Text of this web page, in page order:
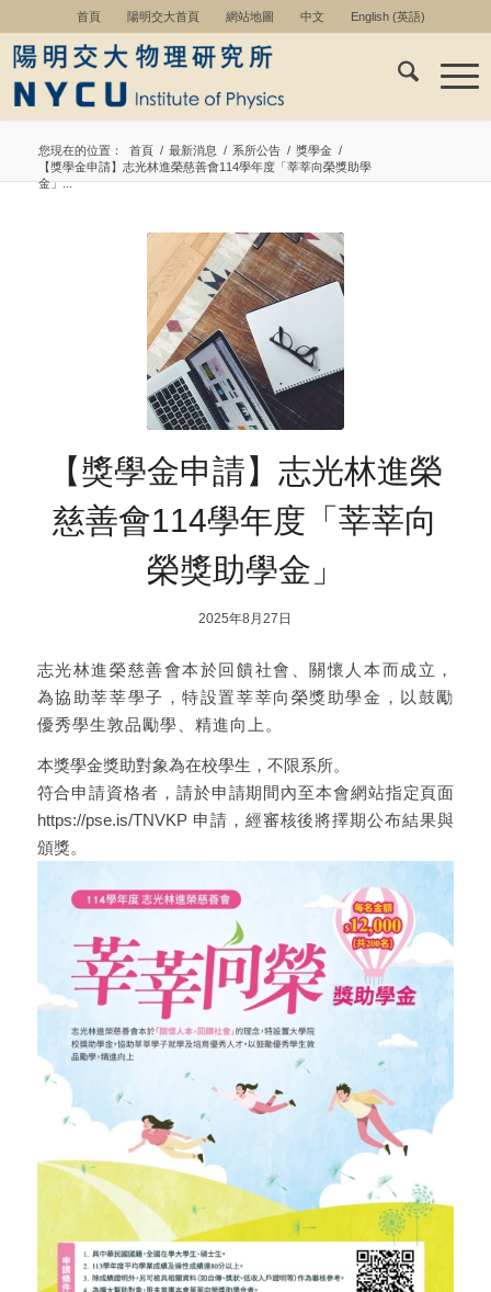
首頁 陽明交大首頁 網站地圖 中文 English(英語)
您現在的位置： 首頁 / 最新消息 / 系所公告 / 獎學金 /
【獎學金申請】志光林進榮慈善會114學年度「莘莘向榮獎助學
金」...
【獎學金申請】志光林進榮
慈善會114學年度「莘莘向
榮獎助學金」
2025年8月27日
志光林進榮慈善會本於回饋社會、關懷人本而成立，
為協助莘莘學子，特設置莘莘向榮獎助學金，以鼓勵
優秀學生敦品勵學、精進向上。
本獎學金獎助對象為在校學生，不限系所。
符合申請資格者，請於申請期間內至本會網站指定頁面
https://pse.is/TNVKP 申請，經審核後將擇期公布結果與
頒獎。